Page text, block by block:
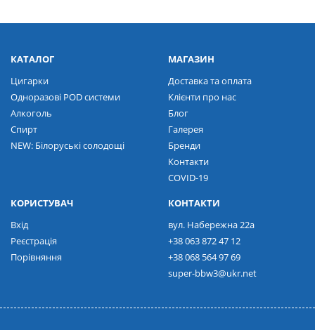
КАТАЛОГ
Цигарки
Одноразові POD системи
Алкоголь
Спирт
NEW: Білоруські солодощі
МАГАЗИН
Доставка та оплата
Клієнти про нас
Блог
Галерея
Бренди
Контакти
COVID-19
КОРИСТУВАЧ
Вхід
Реєстрація
Порівняння
КОНТАКТИ
вул. Набережна 22а
+38 063 872 47 12
+38 068 564 97 69
super-bbw3@ukr.net